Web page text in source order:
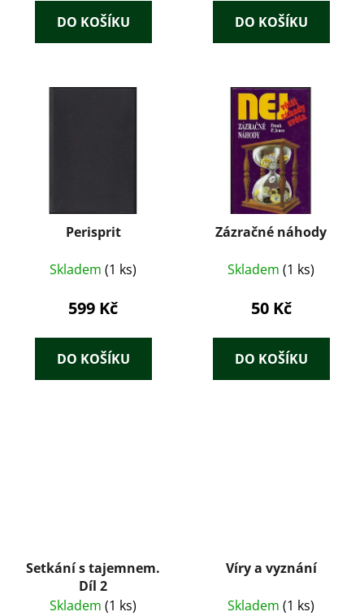
DO KOŠÍKU DO KOŠÍKU
Perisprit
Skladem (1 ks)
599 Kč
DO KOŠÍKU
Zázračné náhody
Skladem (1 ks)
50 Kč
DO KOŠÍKU
Setkání s tajemnem.
Díl 2
Skladem (1 ks)
Víry a vyznání
Skladem (1 ks)